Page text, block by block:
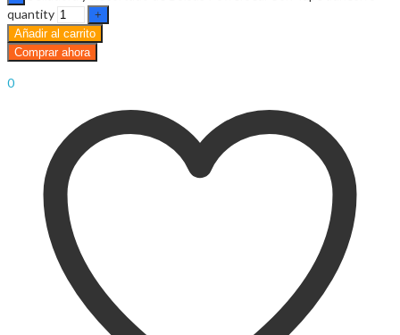
Cart
0.00
Menu
0
quantity
Añadir al carrito
Comprar ahora